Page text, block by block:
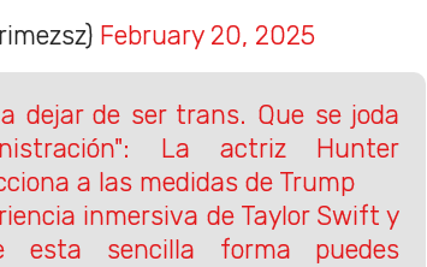
February 20, 2025
dejar de ser trans. Que se joda
La actriz Hunter
a las medidas de Trump
inmersiva de Taylor Swift y
esta sencilla forma puedes